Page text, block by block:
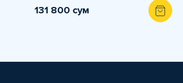
131 800 сум